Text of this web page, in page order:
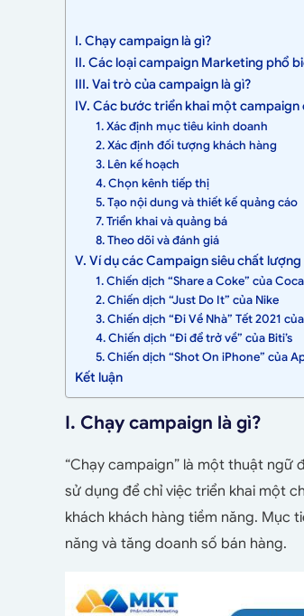
I. Chạy campaign là gì?
II. Các loại campaign Marketing phổ
III. Vai trò của campaign là gì?
IV. Các bước triển khai một campaign
1. Xác định mục tiêu kinh doanh
2. Xác định đối tượng khách hàng
3. Lên kế hoạch
4. Chọn kênh tiếp thị
5. Tạo nội dung và thiết kế quảng cáo
7. Triển khai và quảng bá
8. Theo dõi và đánh giá
V. Ví dụ các Campaign siêu chất
1. Chiến dịch “Share a Coke” của
2. Chiến dịch “Just Do It” của Nike
3. Chiến dịch “Đi Về Nhà” Tết 2021
4. Chiến dịch “Đi để trở về” của Biti’s
5. Chiến dịch “Shot On iPhone” của
Kết luận
I. Chạy campaign là gì?
“Chạy campaign” là một thuật
sử dụng để chỉ việc triển khai một
khách khách hàng tiềm năng. Mục
năng và tăng doanh số bán hàng.